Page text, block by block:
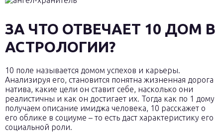
ЗА ЧТО ОТВЕЧАЕТ 10 ДОМ В
АСТРОЛОГИИ?
10 поле называется домом успехов и карьеры.
Анализируя его, становится понятна жизненная дорога
натива, какие цели он ставит себе, насколько они
реалистичны и как он достигает их. Тогда как по 1 дому
получаем описание имиджа человека, 10 расскажет о
его облике в социуме – то есть даст характеристику его
социальной роли.